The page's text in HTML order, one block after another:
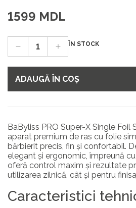
1599 MDL
ÎN STOCK
ADAUGĂ ÎN COȘ
BaByliss PRO Super-X Single Foil
aparat premium de ras cu folie
bărbierit precis, fin și confortabil.
elegant și ergonomic, împreună
oferă control maxim și rezultate
utilizarea zilnică, cât și pentru
Caracteristici